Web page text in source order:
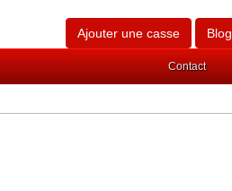
Ajouter une casse Blog
Contact